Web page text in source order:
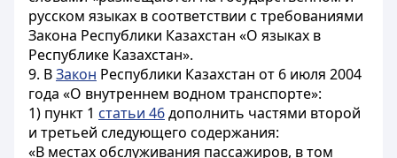
русском языках в соответствии с требованиями
Закона Республики Казахстан «О языках в
Республике Казахстан».
9. ВЗакон Республики Казахстан от 6 июля 2004
года «О внутреннем водном транспорте»:
1) пункт 1 статьи 46дополнить частями второй
и третьей следующего содержания:
«В местах обслуживания пассажиров, в том